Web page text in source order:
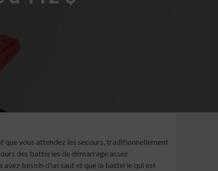
que vous attendez les secours, traditionnellement
des batteries de démarrage assez
besoin d’un saut et que la batterie qui est